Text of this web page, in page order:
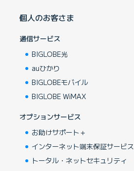
個人のお客さま
通信サービス
BIGLOBE光
auひかり
BIGLOBEモバイル
BIGLOBE WiMAX
オプションサービス
お助けサポート＋
インターネット端末保証サービス
トータル・ネットセキュリティ